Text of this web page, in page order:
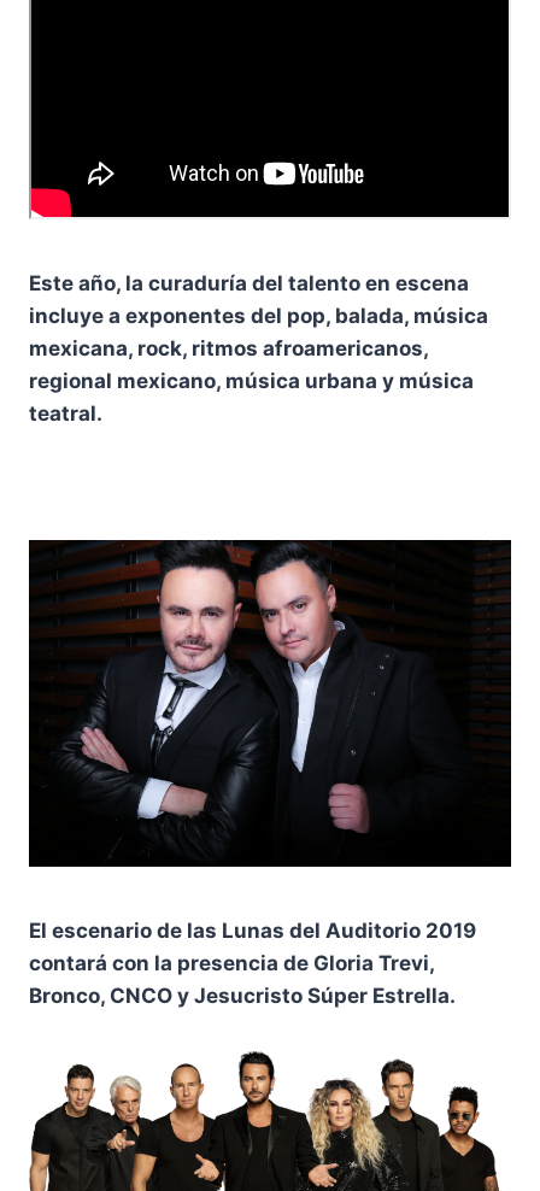
Este año, la curaduría del talento en escena
incluye a exponentes del pop, balada, música
mexicana, rock, ritmos afroamericanos,
regional mexicano, música urbana y música
teatral.
El escenario de las Lunas del Auditorio 2019
contará con la presencia de Gloria Trevi,
Bronco, CNCO y Jesucristo Súper Estrella.